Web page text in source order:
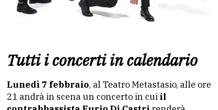
Tutti i concerti in calendario
Lunedì 7 febbraio, al Teatro Metastasio, alle ore
21 andrà in scena un concerto in cui il